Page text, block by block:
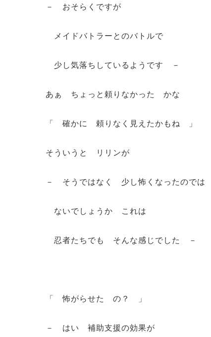
－ おそらくですが
メイドバトラーとのバトルで
少し気落ちしているようです －
あぁ ちょっと頼りなかった かな
「 確かに 頼りなく見えたかもね 」
そういうと リリンが
－ そうではなく 少し怖くなったのでは
ないでしょうか これは
忍者たちでも そんな感じでした －
「 怖がらせた の？ 」
－ はい 補助支援の効果が